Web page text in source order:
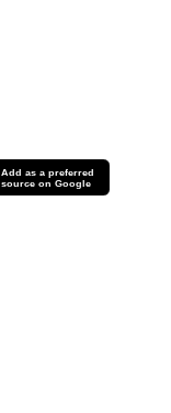
Add as a preferred
source on Google